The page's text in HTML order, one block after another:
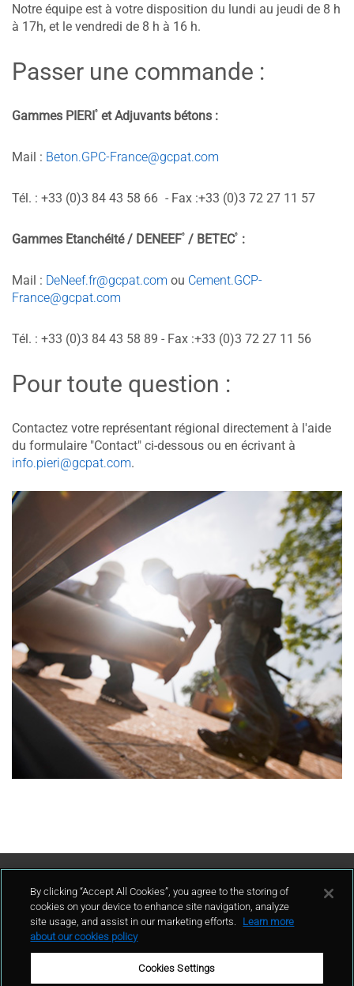
Notre équipe est à votre disposition du lundi au jeudi de 8 h
à 17h, et le vendredi de 8 h à 16 h.
Passer une commande :
Gammes PIERI ® et Adjuvants bétons :
Mail : Beton.GPC-France@gcpat.com
Tél. : +33 (0)3 84 43 58 66 - Fax :+33 (0)3 72 27 11 57
Gammes Etanchéité / DENEEF® / BETEC® :
Mail : DeNeef.fr@gcpat.com ou Cement.GCP-
France@gcpat.com
Tél. : +33 (0)3 84 43 58 89 - Fax :+33 (0)3 72 27 11 56
Pour toute question :
Contactez votre représentant régional directement à l'aide
du formulaire "Contact" ci-dessous ou en écrivant à
info.pieri@gcpat.com.
Contact Us
contact
By clicking “Accept All Cookies”, you agree to the storing of
cookies on your device to enhance site navigation, analyze
site usage, and assist in our marketing efforts.
Learn more
about our cookies policy
Cookies Settings